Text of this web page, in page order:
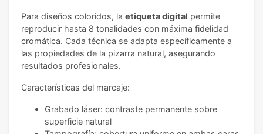
Para diseños coloridos, la etiqueta digital permite
reproducir hasta 8 tonalidades con máxima fidelidad
cromática. Cada técnica se adapta específicamente a
las propiedades de la pizarra natural, asegurando
resultados profesionales.
Características del marcaje:
Grabado láser: contraste permanente sobre
superficie natural